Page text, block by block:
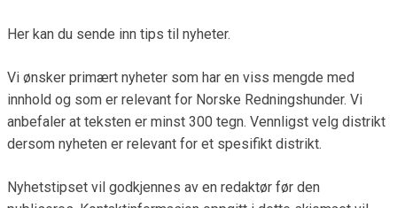
Her kan du sende inn tips til nyheter.
Vi ønsker primært nyheter som har en viss mengde med
innhold og som er relevant for Norske Redningshunder. Vi
anbefaler at teksten er minst 300 tegn. Vennligst velg distrikt
dersom nyheten er relevant for et spesifikt distrikt.
Nyhetstipset vil godkjennes av en redaktør før den